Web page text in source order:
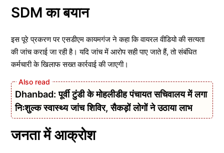
SDM का बयान
इस पूरे प्रकरण पर एसडीएम कायमगंज ने कहा कि वायरल वीडियो की सत्यता
की जांच कराई जा रही है। यदि जांच में आरोप सही पाए जाते हैं, तो संबंधित
कर्मचारी के खिलाफ सख्त कार्रवाई की जाएगी।
Dhanbad: पूर्वी टुंडी के मोहलीडीह पंचायत सचिवालय में लगा
निःशुल्क स्वास्थ्य जांच शिविर, सैकड़ों लोगों ने उठाया लाभ
जनता में आक्रोश